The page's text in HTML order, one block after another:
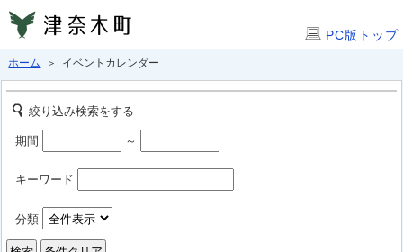
PC版トップ
ホーム ＞ イベントカレンダー
絞り込み検索をする
期間 ～
キーワード
分類